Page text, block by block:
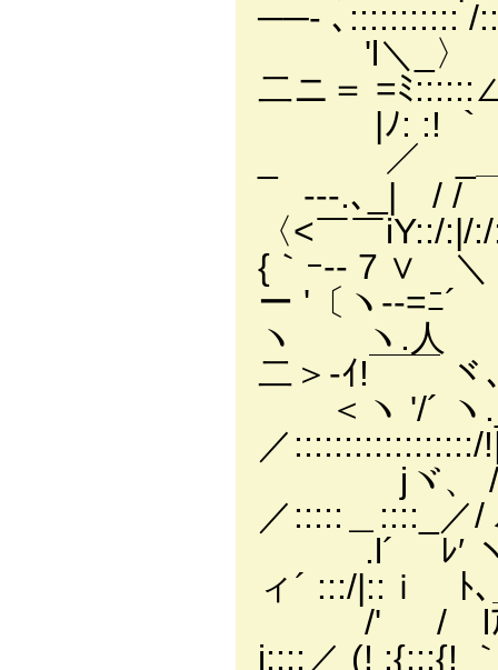
──- ､::::::::::: /
'l＼_〉 _＿
二ニ＝ =ﾐ
|ﾉ: :!
_ ／ _＿
-‐-.､
〈<￣￣iY::/:|/
{｀ｰ-‐ 7 ∨
ー '〔ヽ--=ﾆ´
ヽ ヽ.人 _
二＞-ｲ!￣￣ ヾ
＜ヽ '/´ ヽ
／::::::::::::::::::/
jヾ、 / |
／:::::＿
.l´ ﾚ′ ヽ
ィ´ :::/|::ｉ ﾄ
/' / lｱ
i::::／ (! :{:::{!